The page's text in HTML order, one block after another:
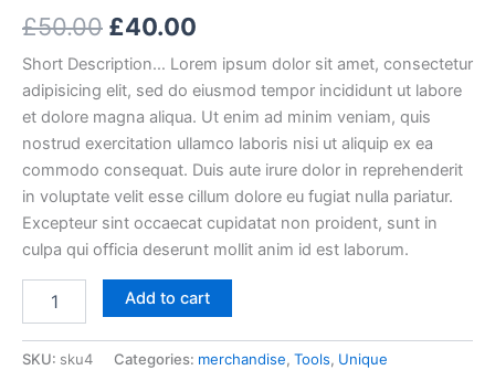
£50.00 Original
price
was:
£50.00.
£40.00
price
is:
£40.00.
Short Description… Lorem ipsum dolor sit amet, consectetur
adipisicing elit, sed do eiusmod tempor incididunt ut labore
et dolore magna aliqua. Ut enim ad minim veniam, quis
nostrud exercitation ullamco laboris nisi ut aliquip ex ea
commodo consequat. Duis aute irure dolor in reprehenderit
in voluptate velit esse cillum dolore eu fugiat nulla pariatur.
Excepteur sint occaecat cupidatat non proident, sunt in
culpa qui officia deserunt mollit anim id est laborum.
Magna
Add to cart
SKU: sku4 Categories: merchandise, Tools, Unique